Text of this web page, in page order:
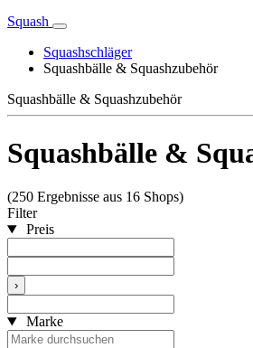
Squash
Squashschläger
Squashbälle & Squashzubehör
Squashbälle & Squashzubehör
Squashbälle &
(250 Ergebnisse aus 16 Shops)
Filter
Preis
›
Marke